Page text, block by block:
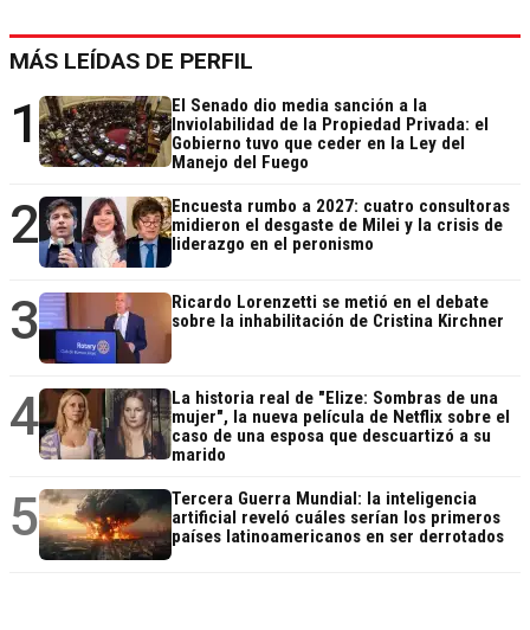
MÁS LEÍDAS DE PERFIL
1
El Senado dio media sanción a la
Inviolabilidad de la Propiedad Privada: el
Gobierno tuvo que ceder en la Ley del
Manejo del Fuego
2
Encuesta rumbo a 2027: cuatro consultoras
midieron el desgaste de Milei y la crisis de
liderazgo en el peronismo
3
Ricardo Lorenzetti se metió en el debate
sobre la inhabilitación de Cristina Kirchner
4
La historia real de "Elize: Sombras de una
mujer", la nueva película de Netflix sobre el
caso de una esposa que descuartizó a su
marido
5
Tercera Guerra Mundial: la inteligencia
artificial reveló cuáles serían los primeros
países latinoamericanos en ser derrotados